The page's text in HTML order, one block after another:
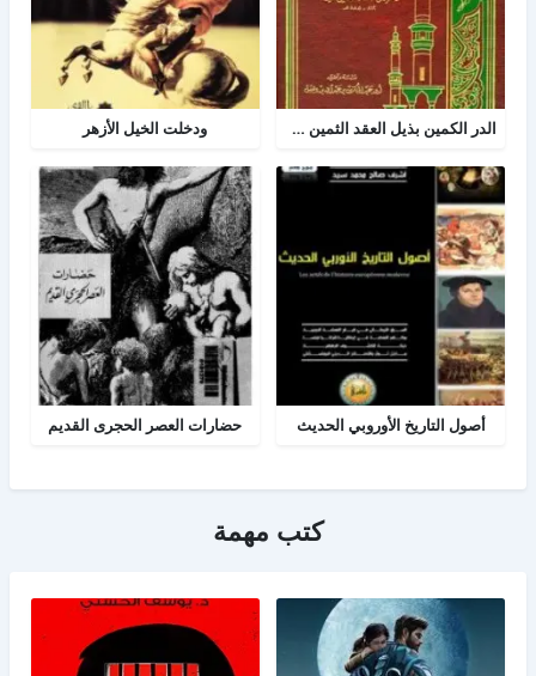
الدر الكمين بذيل العقد الثمين في تاريخ البلد الأمين ودخلت الخيل الأزهر
أصول التاريخ الأوروبي الحديث حضارات العصر الحجرى القديم
كتب مهمة